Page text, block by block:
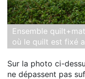
Ensemble
où le quilt est fixé
Sur la photo ci-
ne dépassent pas